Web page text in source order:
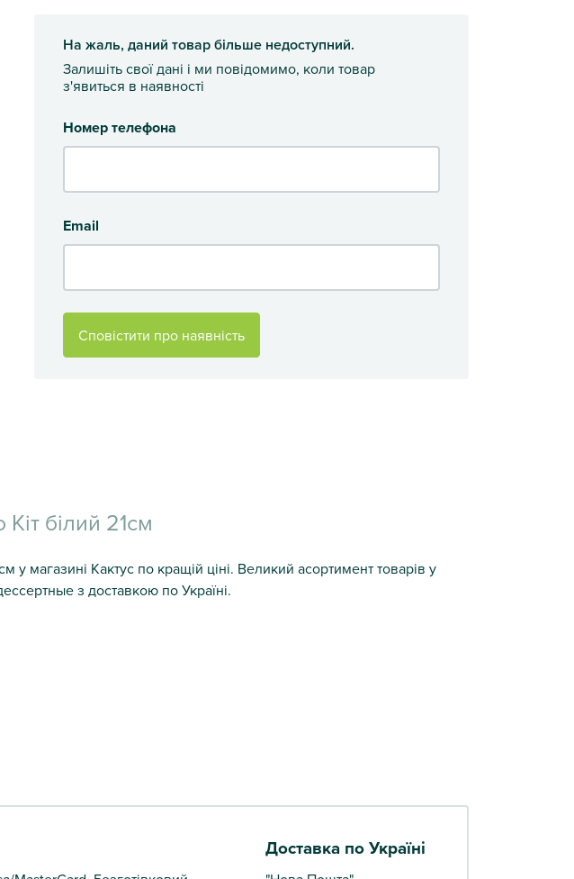
На жаль, даний товар більше недоступний.
Залишіть свої дані і ми повідомимо, коли товар
з'явиться в наявності
Номер телефона
Email
Сповістити про наявність
білий 21см
у магазині Кактус по кращій ціні. Великий асортимент товарів у
з доставкою по Україні.
Доставка по Україні